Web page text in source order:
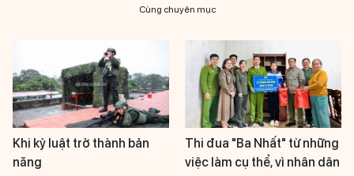
Cùng chuyên mục
Khi kỷ luật trở thành bản
năng
Thi đua "Ba Nhất" từ những
việc làm cụ thể, vì nhân dân